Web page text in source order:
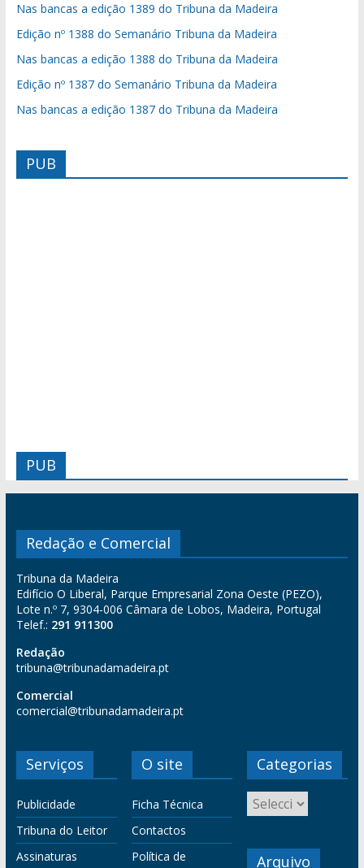
Nas bancas a edição 1389 do Tribuna da Madeira
Edição nº 1388 do Semanário Tribuna da Madeira
Nas bancas a edição 1388 do Tribuna da Madeira
Edição nº 1387 do Semanário Tribuna da Madeira
Nas bancas a edição 1387 do Tribuna da Madeira
PUB
PUB
Redação e Comercial
Tribuna da Madeira
Edifício O Liberal, Parque Empresarial Zona Oeste (PEZO),
Lote n.º 7, 9304-006 Câmara de Lobos, Madeira, Portugal
Telef.: 291 911300
Redação
tribuna@tribunadamadeira.pt
Comercial
comercial@tribunadamadeira.pt
Serviços
Publicidade
Tribuna do Leitor
Assinaturas
O site
Ficha Técnica
Contactos
Política de
Categorias
Arquivo